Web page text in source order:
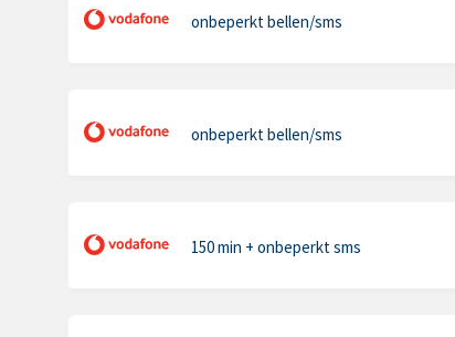
onbeperkt bellen/sms
onbeperkt bellen/sms
150 min + onbeperkt sms